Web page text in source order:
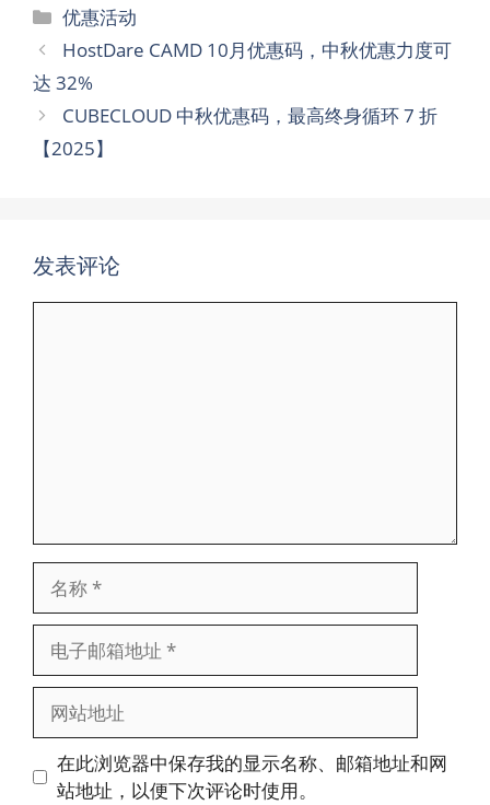
分
类
优惠活动
HostDare CAMD 10月优惠码，中秋优惠力度可
达 32%
CUBECLOUD 中秋优惠码，最高终身循环 7 折
【2025】
发表评论
邮
地
址
址
在此浏览器中保存我的显示名称、邮箱地址和网
站地址，以便下次评论时使用。